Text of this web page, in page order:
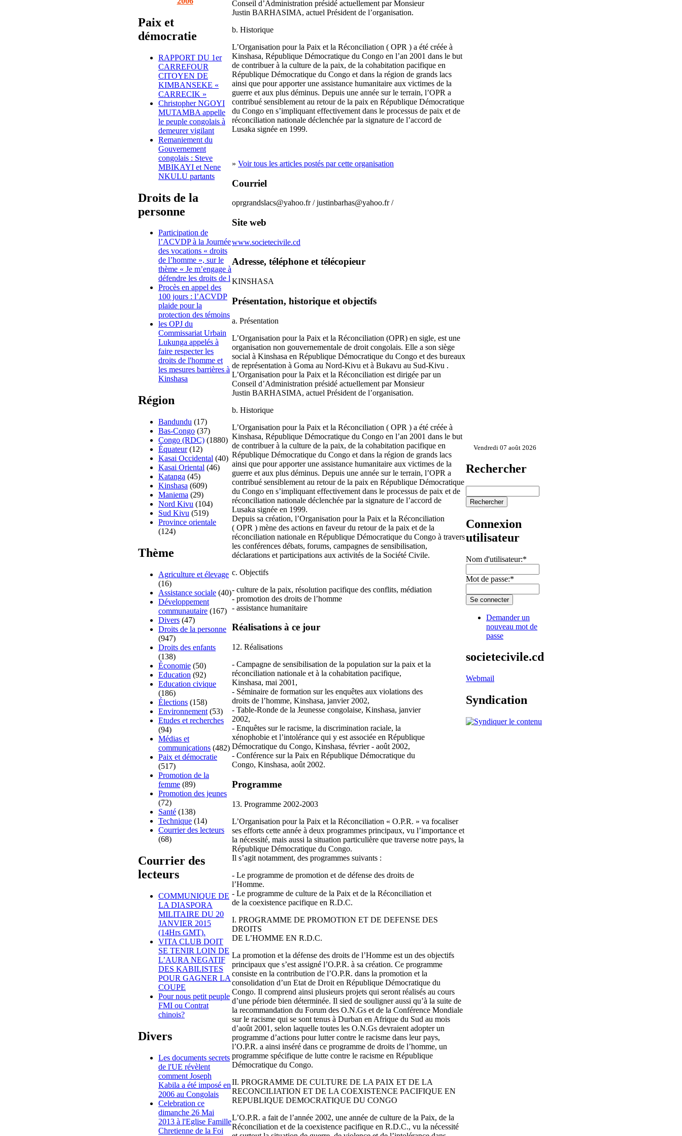
Paix et
démocratie
RAPPORT DU 1er
CARREFOUR
CITOYEN DE
KIMBANSEKE «
CARRECIK »
Christopher NGOYI
MUTAMBA appelle
le peuple congolais à
demeurer vigilant
Remaniement du
Gouvernement
congolais : Steve
MBIKAYI et Nene
NKULU partants
Droits de la
personne
Participation de
l’ACVDP à la Journée
des vocations « droits
de l’homme », sur le
thème « Je m’engage à
défendre les droits de l
Procès en appel des
100 jours : l’ACVDP
plaide pour la
protection des témoins
les OPJ du
Commissariat Urbain
Lukunga appelés à
faire respecter les
droits de l'homme et
les mesures barrières à
Kinshasa
Région
Bandundu (17)
Bas-Congo (37)
Congo (RDC) (1880)
Équateur(12)
Kasai Occidental (40)
Kasai Oriental (46)
Katanga (45)
Kinshasa (609)
Maniema (29)
Nord Kivu (104)
Sud Kivu (519)
Province orientale
(124)
Thème
Agriculture et élevage
(16)
Assistance sociale (40)
Développement
communautaire (167)
Divers (47)
Droits de la personne
(947)
Droits des enfants
(138)
Économie (50)
Education (92)
Education civique
(186)
Élections (158)
Environnement (53)
Etudes et recherches
(94)
Médias et
communications (482)
Paix et démocratie
(517)
Promotion de la
femme (89)
Promotion des jeunes
(72)
Santé (138)
Technique (14)
Courrier des lecteurs
(68)
Courrier des
lecteurs
COMMUNIQUE DE
LA DIASPORA
MILITAIRE DU 20
JANVIER 2015
(14Hrs GMT).
VITA CLUB DOIT
SE TENIR LOIN DE
L’AURA NEGATIF
DES KABILISTES
POUR GAGNER LA
COUPE
Pour nous petit peuple
FMI ou Contrat
chinois?
Divers
Les documents secrets
de l'UE révèlent
comment Joseph
Kabila a été imposé en
2006 au Congolais
Celebration ce
dimanche 26 Mai
2013 à l'Eglise Famille
Chretienne de la Foi
Conseil d’Administration présidé actuellement par Monsieur
Justin BARHASIMA, actuel Président de l’organisation.
b. Historique
L’Organisation pour la Paix et la Réconciliation ( OPR ) a été créée à
Kinshasa, République Démocratique du Congo en l’an 2001 dans le but
de contribuer à la culture de la paix, de la cohabitation pacifique en
République Démocratique du Congo et dans la région de grands lacs
ainsi que pour apporter une assistance humanitaire aux victimes de la
guerre et aux plus déminus. Depuis une année sur le terrain, l’OPR a
contribué sensiblement au retour de la paix en République Démocratique
du Congo en s’impliquant effectivement dans le processus de paix et de
réconciliation nationale déclenchée par la signature de l’accord de
Lusaka signée en 1999.
» Voir tous les articles postés par cette organisation
Courriel
oprgrandslacs@yahoo.fr / justinbarhas@yahoo.fr /
Site web
www.societecivile.cd
Adresse, téléphone et télécopieur
KINSHASA
Présentation, historique et objectifs
a. Présentation
L’Organisation pour la Paix et la Réconciliation (OPR) en sigle, est une
organisation non gouvernementale de droit congolais. Elle a son siège
social à Kinshasa en République Démocratique du Congo et des bureaux
de représentation à Goma au Nord-Kivu et à Bukavu au Sud-Kivu .
L’Organisation pour la Paix et la Réconciliation est dirigée par un
Conseil d’Administration présidé actuellement par Monsieur
Justin BARHASIMA, actuel Président de l’organisation.
b. Historique
L’Organisation pour la Paix et la Réconciliation ( OPR ) a été créée à
Kinshasa, République Démocratique du Congo en l’an 2001 dans le but
de contribuer à la culture de la paix, de la cohabitation pacifique en
République Démocratique du Congo et dans la région de grands lacs
ainsi que pour apporter une assistance humanitaire aux victimes de la
guerre et aux plus déminus. Depuis une année sur le terrain, l’OPR a
contribué sensiblement au retour de la paix en République Démocratique
du Congo en s’impliquant effectivement dans le processus de paix et de
réconciliation nationale déclenchée par la signature de l’accord de
Lusaka signée en 1999.
Depuis sa création, l’Organisation pour la Paix et la Réconciliation
( OPR ) mène des actions en faveur du retour de la paix et de la
réconciliation nationale en République Démocratique du Congo à travers
les conférences débats, forums, campagnes de sensibilisation,
déclarations et participations aux activités de la Société Civile.
c. Objectifs
- culture de la paix, résolution pacifique des conflits, médiation
- promotion des droits de l’homme
- assistance humanitaire
Réalisations à ce jour
12. Réalisations
- Campagne de sensibilisation de la population sur la paix et la
réconciliation nationale et à la cohabitation pacifique,
Kinshasa, mai 2001,
- Séminaire de formation sur les enquêtes aux violations des
droits de l’homme, Kinshasa, janvier 2002,
- Table-Ronde de la Jeunesse congolaise, Kinshasa, janvier
2002,
- Enquêtes sur le racisme, la discrimination raciale, la
xénophobie et l’intolérance qui y est associée en République
Démocratique du Congo, Kinshasa, février - août 2002,
- Conférence sur la Paix en République Démocratique du
Congo, Kinshasa, août 2002.
Programme
13. Programme 2002-2003
L’Organisation pour la Paix et la Réconciliation « O.P.R. » va focaliser
ses efforts cette année à deux programmes principaux, vu l’importance et
la nécessité, mais aussi la situation particulière que traverse notre pays, la
République Démocratique du Congo.
Il s’agit notamment, des programmes suivants :
- Le programme de promotion et de défense des droits de
l’Homme.
- Le programme de culture de la Paix et de la Réconciliation et
de la coexistence pacifique en R.D.C.
I. PROGRAMME DE PROMOTION ET DE DEFENSE DES
DROITS
DE L’HOMME EN R.D.C.
La promotion et la défense des droits de l’Homme est un des objectifs
principaux que s’est assigné l’O.P.R. à sa création. Ce programme
consiste en la contribution de l’O.P.R. dans la promotion et la
consolidation d’un Etat de Droit en République Démocratique du
Congo. Il comprend ainsi plusieurs projets qui seront réalisés au cours
d’une période bien déterminée. Il sied de souligner aussi qu’à la suite de
la recommandation du Forum des O.N.Gs et de la Conférence Mondiale
sur le racisme qui se sont tenus à Durban en Afrique du Sud au mois
d’août 2001, selon laquelle toutes les O.N.Gs devraient adopter un
programme d’actions pour lutter contre le racisme dans leur pays,
l’O.P.R. a ainsi inséré dans ce programme de droits de l’homme, un
programme spécifique de lutte contre le racisme en République
Démocratique du Congo.
II. PROGRAMME DE CULTURE DE LA PAIX ET DE LA
RECONCILIATION ET DE LA COEXISTENCE PACIFIQUE EN
REPUBLIQUE DEMOCRATIQUE DU CONGO
L’O.P.R. a fait de l’année 2002, une année de culture de la Paix, de la
Réconciliation et de la coexistence pacifique en R.D.C., vu la nécessité
Vendredi 07 août 2026
Rechercher
Connexion
utilisateur
Nom d'utilisateur:*
Mot de passe:*
Demander un
nouveau mot de
passe
societecivile.cd
Webmail
Syndication